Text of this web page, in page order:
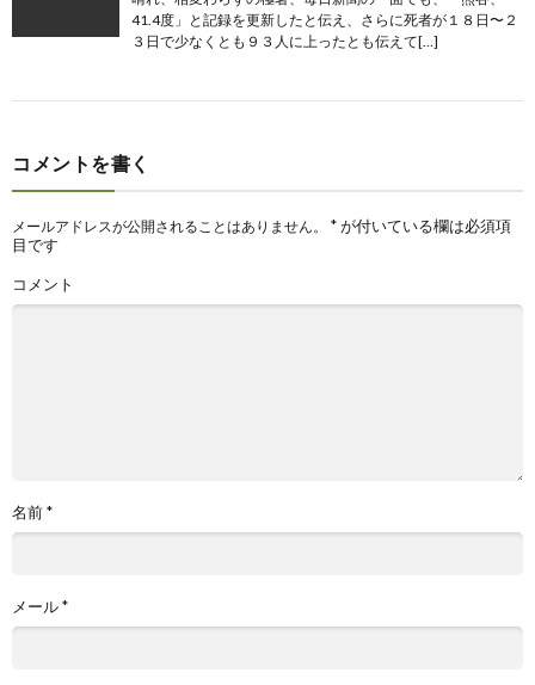
41.4度」と記録を更新したと伝え、さらに死者が１８日〜２
３日で少なくとも９３人に上ったとも伝えて[…]
コメントを書く
メールアドレスが公開されることはありません。 *が付いている欄は必須項
目です
コメント
名前*
メール*